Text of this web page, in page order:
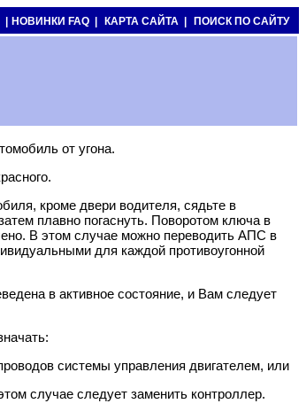
НОВИНКИ FAQ | КАРТА САЙТА | ПОИСК ПО САЙТУ
от угона.
кроме двери водителя, сядьте в
плавно погаснуть. Поворотом ключа в
В этом случае можно переводить АПС в
для каждой противоугонной
в активное состояние, и Вам следует
системы управления двигателем, или
случае следует заменить контроллер.